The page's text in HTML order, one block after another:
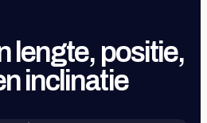
lengte, positie,
inclinatie